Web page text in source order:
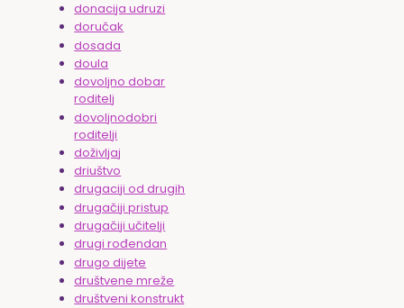
donacija udruzi
doručak
dosada
doula
dovoljno dobar
roditelj
dovoljnodobri
roditelji
doživljaj
driuštvo
drugaciji od drugih
drugačiji pristup
drugačiji učitelji
drugi rođendan
drugo dijete
društvene mreže
društveni konstrukt